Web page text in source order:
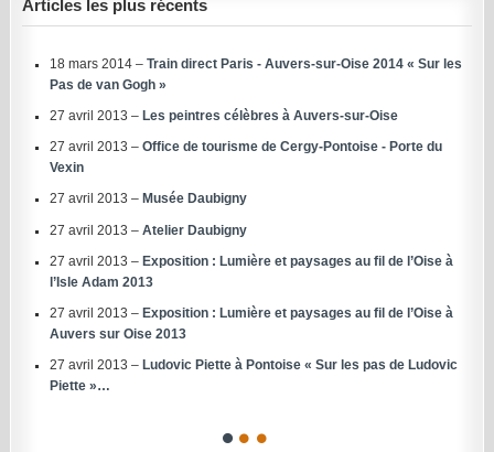
Articles les plus récents
18 mars 2014 – Train direct Paris - Auvers-sur-Oise 2014 « Sur les
Pas de van Gogh »
27 avril 2013 – Les peintres célèbres à Auvers-sur-Oise
27 avril 2013 – Office de tourisme de Cergy-Pontoise - Porte du
Vexin
27 avril 2013 – Musée Daubigny
27 avril 2013 – Atelier Daubigny
27 avril 2013 – Exposition : Lumière et paysages au fil de l’Oise à
l’Isle Adam 2013
27 avril 2013 – Exposition : Lumière et paysages au fil de l’Oise à
Auvers sur Oise 2013
27 avril 2013 – Ludovic Piette à Pontoise « Sur les pas de Ludovic
Piette »…
1 2 3